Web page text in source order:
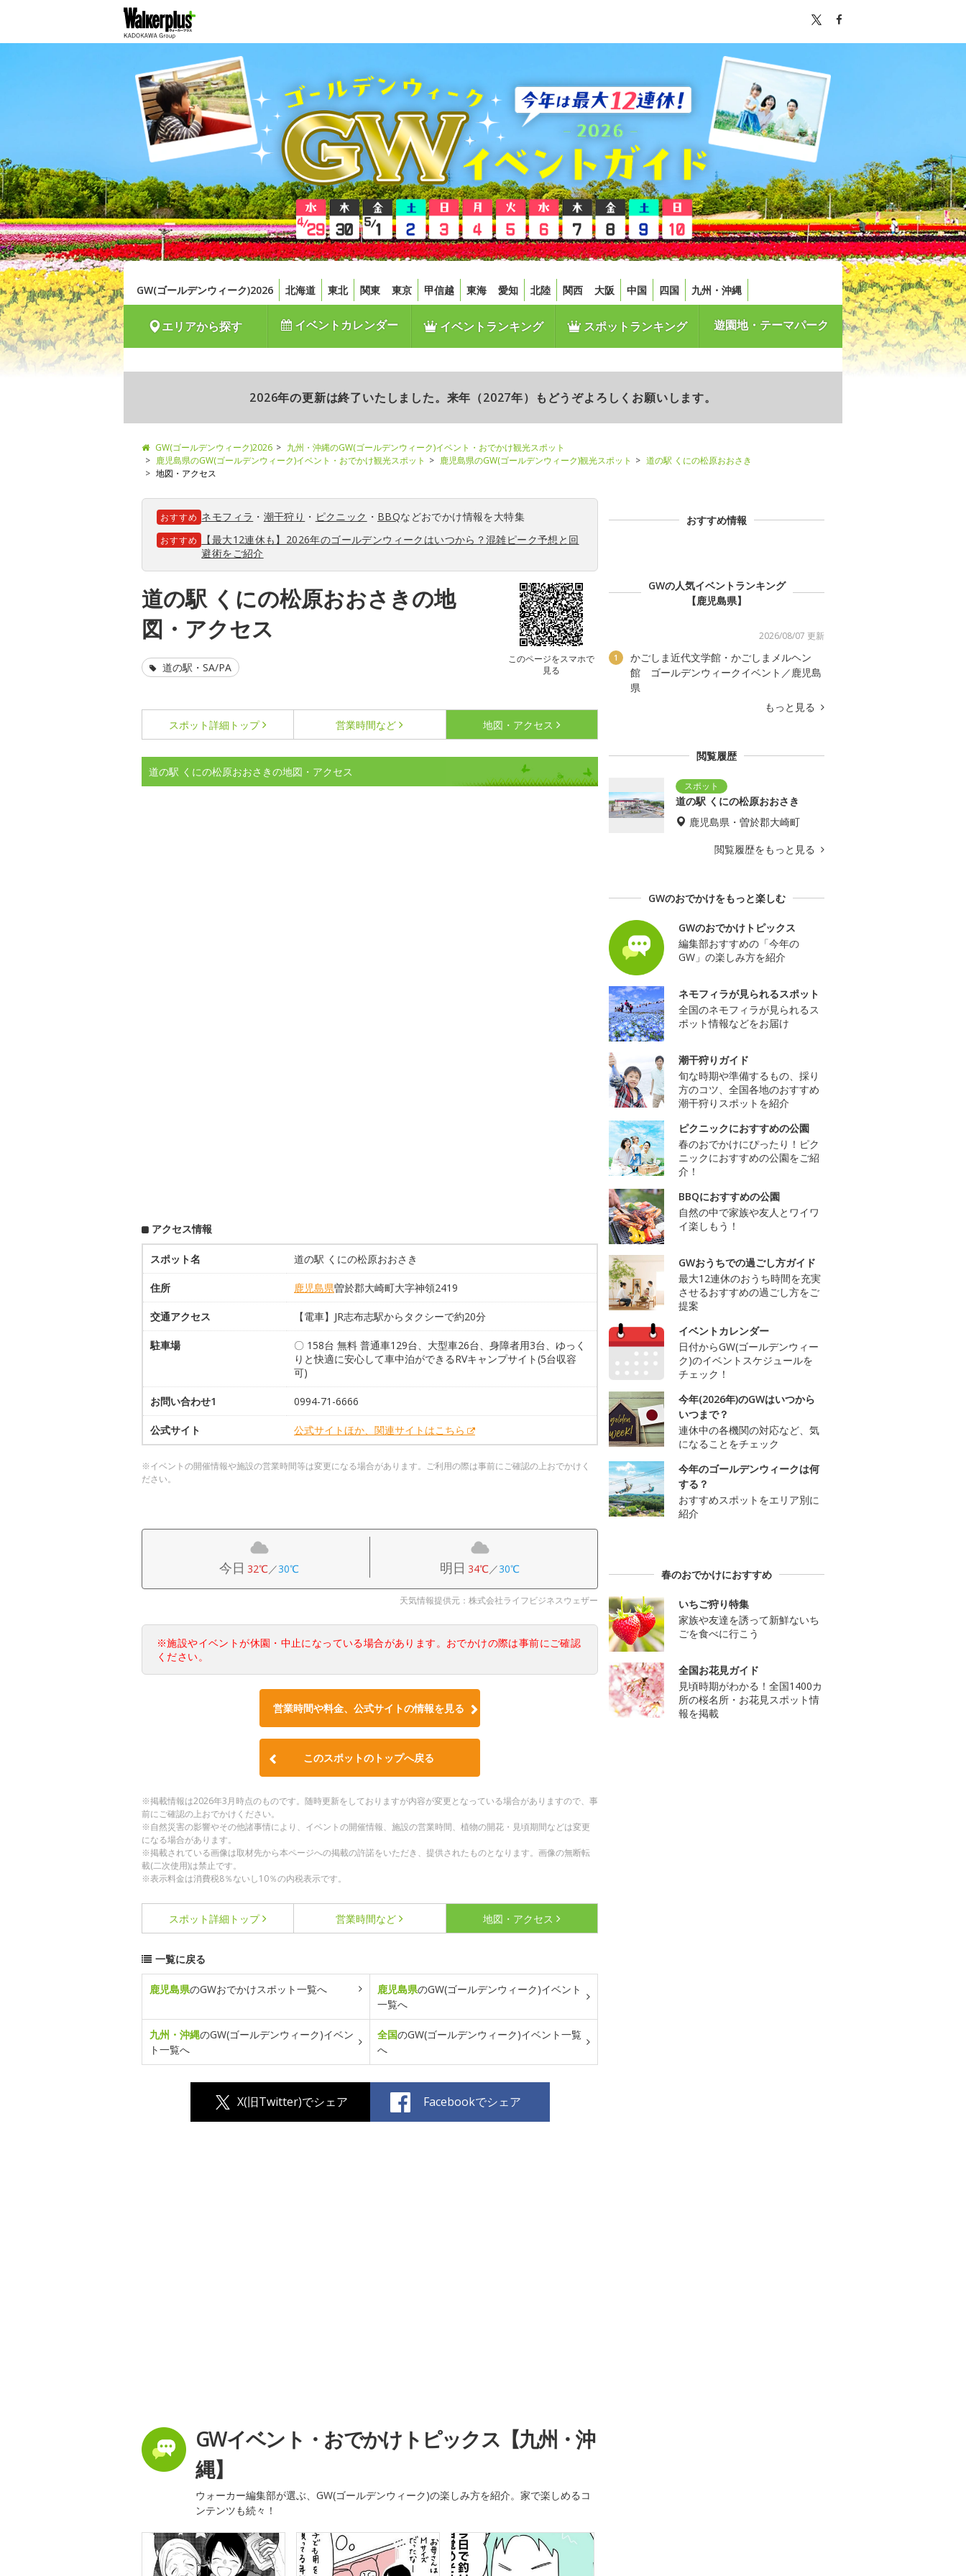
GW(ゴールデンウィーク)2026 北海道 東北 関東 東京 甲信越 東海 愛知 北陸 関西 大阪 中国 四国 九州・沖縄
エリアから探す イベントカレンダー イベントランキング スポットランキング 遊園地・テーマパーク
2026年の更新は終了いたしました。来年（2027年）もどうぞよろしくお願いします。
GW(ゴールデンウィーク)2026
九州・沖縄のGW(ゴールデンウィーク)イベント・おでかけ観光スポット
鹿児島県のGW(ゴールデンウィーク)イベント・おでかけ観光スポット
鹿児島県のGW(ゴールデンウィーク)観光スポット
道の駅 くにの松原おおさき
地図・アクセス
おすすめ ネモフィラ ・ 潮干狩り ・ ピクニック ・ BBQなどおでかけ情報を大特集
おすすめ
【最大12連休も】2026年のゴールデンウィークはいつから？混雑ピーク予想と回
避術をご紹介
道の駅 くにの松原おおさきの地
図・アクセス
このページをスマホで
見る
道の駅・SA/PA
スポット詳細 トップ 営業時間など 地図・アクセス
道の駅 くにの松原おおさきの地図・アクセス
アクセス情報
スポット名 道の駅 くにの松原おおさき
住所 鹿児島県曽於郡大崎町大字神領2419
交通アクセス 【電車】JR志布志駅からタクシーで約20分
駐車場
〇 158台 無料 普通車129台、大型車26台、身障者用3台、ゆっく
りと快適に安心して車中泊ができるRVキャンプサイト(5台収容
可)
お問い合わせ1 0994-71-6666
公式サイト 公式サイトほか、関連サイトはこちら
※イベントの開催情報や施設の営業時間等は変更になる場合があります。ご利用の際は事前にご確認の上おでかけく
ださい。
今日 32℃／30℃ 明日 34℃／30℃
天気情報提供元：株式会社ライフビジネスウェザー
※施設やイベントが休園・中止になっている場合があります。おでかけの際は事前にご確認
ください。
営業時間や料金、公式サイトの情報を見る
このスポットのトップへ戻る
※掲載情報は2026年3月時点のものです。随時更新をしておりますが内容が変更となっている場合がありますので、事
前にご確認の上おでかけください。
※自然災害の影響やその他諸事情により、イベントの開催情報、施設の営業時間、植物の開花・見頃期間などは変更
になる場合があります。
※掲載されている画像は取材先から本ページへの掲載の許諾をいただき、提供されたものとなります。画像の無断転
載(二次使用)は禁止です。
※表示料金は消費税8％ないし10％の内税表示です。
スポット詳細 トップ 営業時間など 地図・アクセス
一覧に戻る
鹿児島県のGWおでかけスポット一覧へ 鹿児島県のGW(ゴールデンウィーク)イベント
一覧へ
九州・沖縄のGW(ゴールデンウィーク)イベン
ト一覧へ
全国のGW(ゴールデンウィーク)イベント一覧
へ
X(旧Twitter)でシェア Facebookでシェア
GWイベント・おでかけトピックス【九州・沖
縄】
ウォーカー編集部が選ぶ、GW(ゴールデンウィーク)の楽しみ方を紹介。家で楽しめるコ
ンテンツも続々！
おすすめ情報
GWの人気イベントランキング
【鹿児島県】
2026/08/07 更新
1
かごしま近代文学館・かごしまメルヘン
館 ゴールデンウィークイベント／鹿児島
県
もっと見る
閲覧履歴
道の駅 くにの松原おおさき
鹿児島県・曽於郡大崎町
閲覧履歴をもっと見る
GWのおでかけをもっと楽しむ
GWのおでかけトピックス
編集部おすすめの「今年の
GW」の楽しみ方を紹介
ネモフィラが見られるスポット
全国のネモフィラが見られるス
ポット情報などをお届け
潮干狩りガイド
旬な時期や準備するもの、採り
方のコツ、全国各地のおすすめ
潮干狩りスポットを紹介
ピクニックにおすすめの公園
春のおでかけにぴったり！ピク
ニックにおすすめの公園をご紹
介！
BBQにおすすめの公園
自然の中で家族や友人とワイワ
イ楽しもう！
GWおうちでの過ごし方ガイド
最大12連休のおうち時間を充実
させるおすすめの過ごし方をご
提案
イベントカレンダー
日付からGW(ゴールデンウィー
ク)のイベントスケジュールを
チェック！
今年(2026年)のGWはいつから
いつまで？
連休中の各機関の対応など、気
になることをチェック
今年のゴールデンウィークは何
する？
おすすめスポットをエリア別に
紹介
春のおでかけにおすすめ
いちご狩り特集
家族や友達を誘って新鮮ないち
ごを食べに行こう
全国お花見ガイド
見頃時期がわかる！全国1400カ
所の桜名所・お花見スポット情
報を掲載